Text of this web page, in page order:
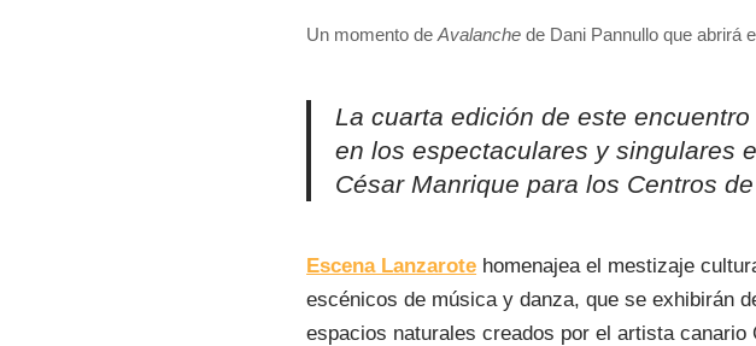
Un momento deAvalanche de Dani Pannullo que abrirá
La cuarta edición de este
en los espectaculares y singulares
César Manrique para los Centros
Escena Lanzarote homenajea el mestizaje
escénicos de música y danza, que se exhibirán
espacios naturales creados por el artista